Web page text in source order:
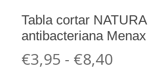
Tabla cortar NATURA
antibacteriana Menax
€3,95 - €8,40Rango